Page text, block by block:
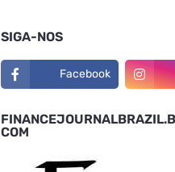
SIGA-NOS
Facebook
COM